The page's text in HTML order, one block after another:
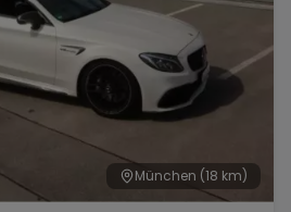
München (18 km)